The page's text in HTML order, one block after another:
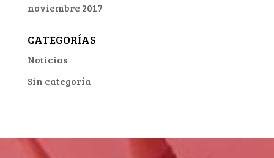
noviembre 2017
CATEGORÍAS
Noticias
Sin categoría